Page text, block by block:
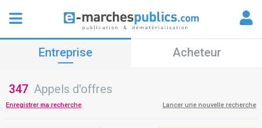
Entreprise Acheteur
347 Appels d'offres
Enregistrer ma recherche Lancer une nouvelle recherche